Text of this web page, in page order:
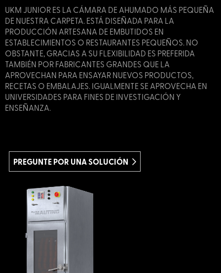
UKM JUNIOR ES LA CÁMARA DE AHUMADO MÁS PEQUEÑA
DE NUESTRA CARPETA. ESTÁ DISEÑADA PARA LA
PRODUCCIÓN ARTESANA DE EMBUTIDOS EN
ESTABLECIMIENTOS O RESTAURANTES PEQUEÑOS. NO
OBSTANTE, GRACIAS A SU FLEXIBILIDAD ES PREFERIDA
TAMBIÉN POR FABRICANTES GRANDES QUE LA
APROVECHAN PARA ENSAYAR NUEVOS PRODUCTOS,
RECETAS O EMBALAJES. IGUALMENTE SE APROVECHA EN
UNIVERSIDADES PARA FINES DE INVESTIGACIÓN Y
ENSEÑANZA.
PREGUNTE POR UNA SOLUCIÓN